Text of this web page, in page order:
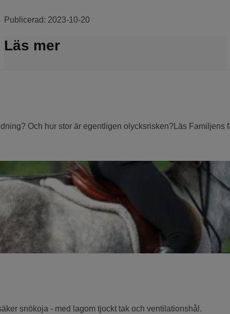
Publicerad: 2023-10-20
Läs mer
Och hur stor är egentligen olycksrisken?Läs Familjens
snökoja - med lagom tjockt tak och ventilationshål.